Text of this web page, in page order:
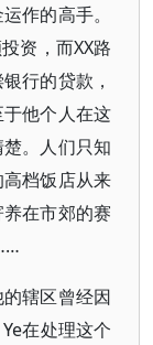
作的高手。
资，而XX路
行的贷款，
他个人在这
。人们只知
档饭店从来
在市郊的赛
辖区曾经因
在处理这个